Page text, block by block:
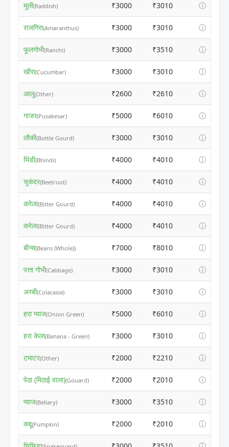
मूली(Raddish) ₹3000 ₹3010 ⓘ
राजगिरा(Amaranthus) ₹3000 ₹3010 ⓘ
फूलगोभी(Ranchi) ₹3000 ₹3510 ⓘ
खीरा(Cucumbar) ₹3000 ₹3010 ⓘ
आलू(Other) ₹2600 ₹2610 ⓘ
गाजर(Pusakesar) ₹5000 ₹6010 ⓘ
लौकी(Bottle Gourd) ₹3000 ₹3010 ⓘ
भिंडी(Bhindi) ₹4000 ₹4010 ⓘ
चुकंदर(Beetroot) ₹4000 ₹4010 ⓘ
करेला(Bitter Gourd) ₹4000 ₹4010 ⓘ
करेला(Bitter Gourd) ₹4000 ₹4010 ⓘ
बीन्स(Beans (Whole)) ₹7000 ₹8010 ⓘ
पत्ता गोभी(Cabbage) ₹3000 ₹3010 ⓘ
अरबी(Colacasia) ₹3000 ₹3010 ⓘ
हरा प्याज(Onion Green) ₹5000 ₹6010 ⓘ
हरा केला(Banana - Green) ₹3000 ₹3010 ⓘ
टमाटर(Other) ₹2000 ₹2210 ⓘ
पेठा (मिठाई वाला)(Gouard) ₹2000 ₹2010 ⓘ
प्याज(Bellary) ₹3000 ₹3510 ⓘ
कद्दू(Pumpkin) ₹2000 ₹2010 ⓘ